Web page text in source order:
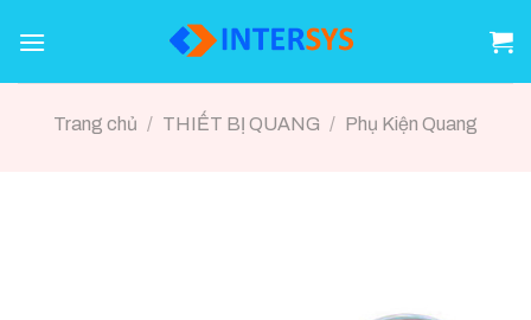
Trang chủ / THIẾT BỊ QUANG / Phụ Kiện Quang